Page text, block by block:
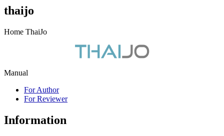
thaijo
Home ThaiJo
Manual
For Author
For Reviewer
Information